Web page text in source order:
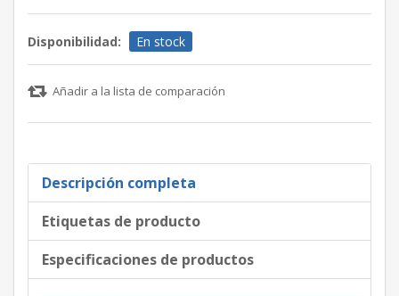
Disponibilidad: En stock
Añadir a la lista de comparación
Descripción completa
Etiquetas de producto
Especificaciones de productos